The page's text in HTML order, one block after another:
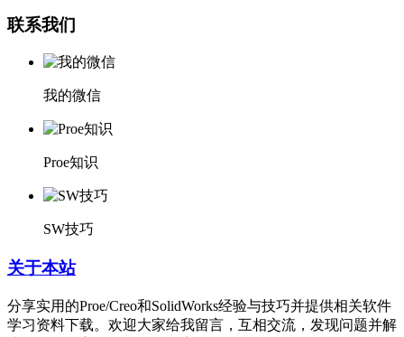
联系我们
我的微信
Proe知识
SW技巧
关于本站
分享实用的Proe/Creo和SolidWorks经验与技巧并提供相关软件
学习资料下载。欢迎大家给我留言，互相交流，发现问题并解